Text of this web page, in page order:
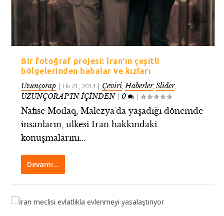
Bir fotoğraf projesi: İran'ın çeşitli
bölgelerinden babalar ve kızları
Uzunçorap | Eki 21, 2014| Çeviri,Haberler,Slider,
UZUNÇORAP’IN İÇİNDEN| 0 |
Nafise Motlaq, Malezya’da yaşadığı dönemde
insanların, ülkesi İran hakkındaki
konuşmalarını...
Devamı…